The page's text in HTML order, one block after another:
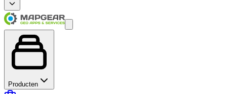
Producten